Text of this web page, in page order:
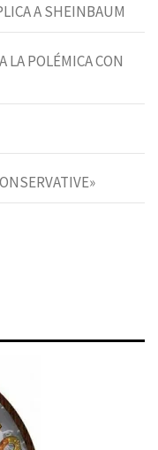
A SHEINBAUM
POLÉMICA CON